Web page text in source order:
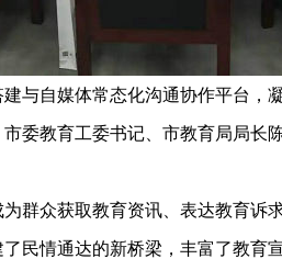
自媒体常态化沟通协作平台，
委教育工委书记、市教育局局长
众获取教育资讯、表达教育诉
民情通达的新桥梁，丰富了教育